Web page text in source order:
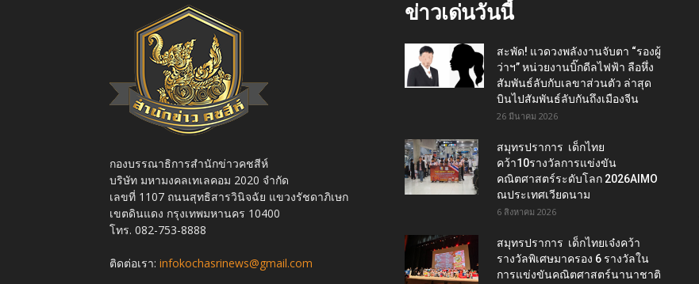
กองบรรณาธิการสำนักข่าวคชสีห์
บริษัท มหามงคลเทเลคอม 2020 จำกัด
เลขที่ 1107 ถนนสุทธิสารวินิจฉัย แขวงรัชดาภิเษก
เขตดินแดง กรุงเทพมหานคร 10400
โทร. 082-753-8888
ติดต่อเรา: infokochasrinews@gmail.com
ข่าวเด่นวันนี้
สะพัด! แวดวงพลังงานจับตา “รองผู้
ว่าฯ” หน่วยงานบิ๊กดีลไฟฟ้า ลือหึ่ง
สัมพันธ์ลับกับเลขาส่วนตัว ล่าสุด
บินไปสัมพันธ์ลับกันถึงเมืองจีน
26 มีนาคม 2026
สมุทรปราการ เด็กไทย
คว้า10รางวัลการแข่งขัน
คณิตศาสตร์ระดับโลก 2026AIMO
ณประเทศเวียดนาม
6 สิงหาคม 2026
สมุทรปราการ เด็กไทยเจ๋งคว้า
รางวัลพิเศษมาครอง 6 รางวัลใน
การแข่งขันคณิตศาสตร์นานาชาติ